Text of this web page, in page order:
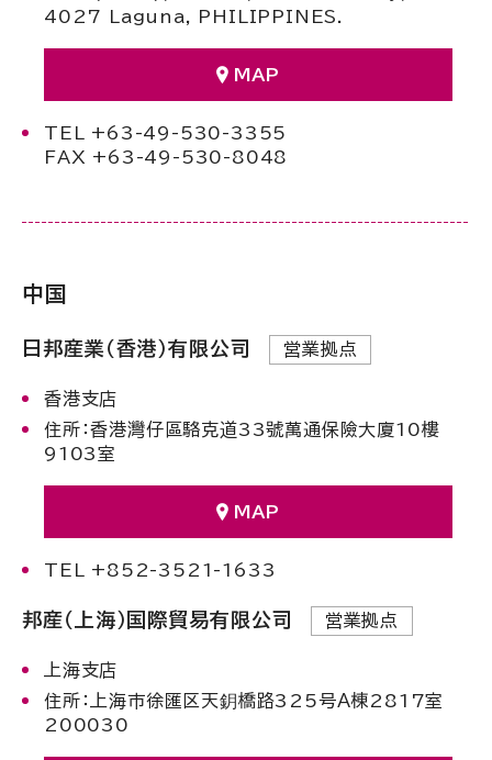
4027 Laguna, PHILIPPINES.
MAP
TEL +63-49-530-3355
FAX +63-49-530-8048
中国
日邦産業（香港）有限公司 営業拠点
香港支店
住所：香港灣仔區駱克道33號萬通保險大廈10樓
9103室
MAP
TEL +852-3521-1633
邦産（上海）国際貿易有限公司 営業拠点
上海支店
住所：上海市徐匯区天鈅橋路325号Ａ棟2817室
200030